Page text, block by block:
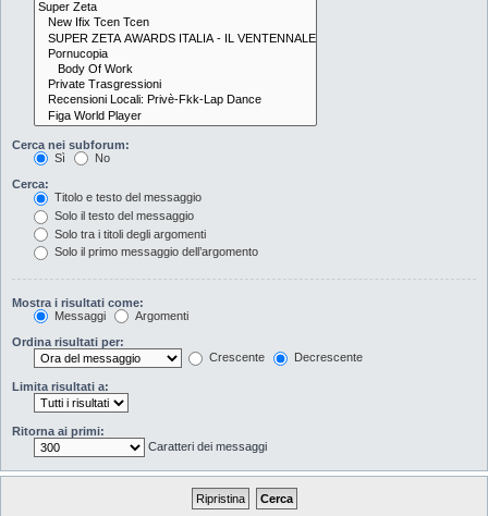
Cerca nei subforum:
Sì
No
Cerca:
Titolo e testo del messaggio
Solo il testo del messaggio
Solo tra i titoli degli argomenti
Solo il primo messaggio dell’argomento
Mostra i risultati come:
Messaggi
Argomenti
Ordina risultati per:
Crescente
Decrescente
Limita risultati a:
Ritorna ai primi:
Caratteri dei messaggi